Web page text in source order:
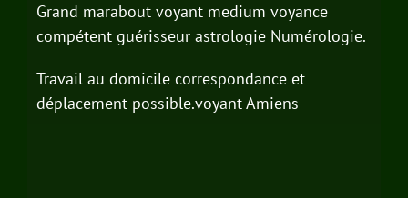
Grand marabout voyant medium voyance
compétent guérisseur astrologie Numérologie.
Travail au domicile correspondance et
déplacement possible.voyant Amiens